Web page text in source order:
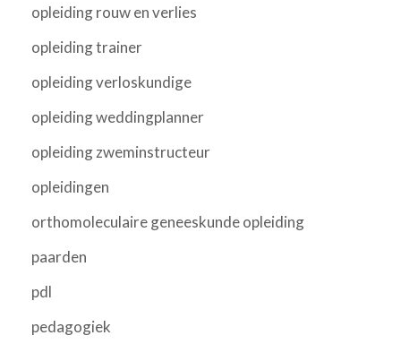
opleiding rouw en verlies
opleiding trainer
opleiding verloskundige
opleiding weddingplanner
opleiding zweminstructeur
opleidingen
orthomoleculaire geneeskunde opleiding
paarden
pdl
pedagogiek